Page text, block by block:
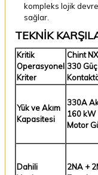
kompleks lojik
sağlar.
TEKNİK
Kritik
Operasyonel
Kriter
Chint
330 Güç
Yük ve Akım
Kapasitesi
330A
160 kW
Motor
Dahili
2NA +